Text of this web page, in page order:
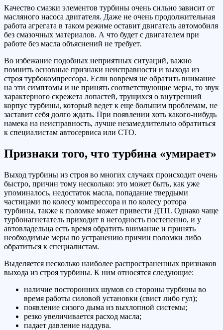
Качество смазки элементов турбины очень сильно зависит от
масляного насоса двигателя. Даже не очень продолжительная
работа агрегата в таком режиме оставит двигатель автомобиля
без смазочных материалов. А что будет с двигателем при
работе без масла объяснений не требует.
Во избежание подобных неприятных ситуаций, важно
помнить основные признаки неисправности и выхода из
строя турбокомпрессора. Если вовремя не обратить внимание
на эти симптомы и не принять соответствующие меры, то звук
характерного скрежета лопастей, трущихся о внутренний
корпус турбины, который ведет к еще большим проблемам, не
заставит себя долго ждать. При появлении хоть какого-нибудь
намека на неисправность, лучше незамедлительно обратиться
к специалистам автосервиса или СТО.
Признаки того, что турбина «умирает»
Выход турбины из строя во многих случаях происходит очень
быстро, причин тому несколько: это может быть, как уже
упоминалось, недостаток масла, попадание твердыми
частицами по колесу компрессора и по колесу ротора
турбины, также к поломке может привести ДТП. Однако чаще
турбонагнетатель приходит в негодность постепенно, и у
автовладельца есть время обратить внимание и принять
необходимые меры по устранению причин поломки либо
обратиться к специалистам.
Выделяется несколько наиболее распространенных признаков
выхода из строя турбины. К ним относятся следующие:
наличие посторонних шумов со стороны турбины во
время работы силовой установки (свист либо гул);
появление сизого дыма из выхлопной системы;
резко увеличивается расход масла;
падает давление наддува.